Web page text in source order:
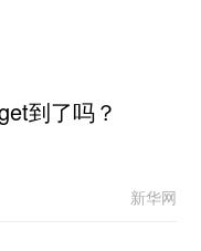
到了吗？
新华网